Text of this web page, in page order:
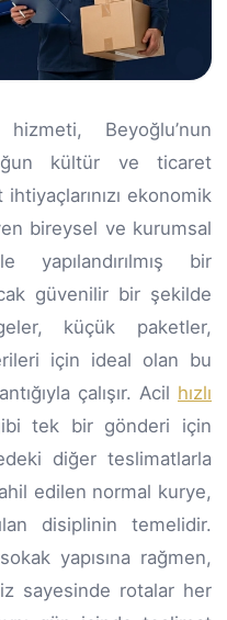
hizmeti, Beyoğlu’nun
kültür ve ticaret
ekonomik
bireysel ve kurumsal
yapılandırılmış bir
güvenilir bir şekilde
küçük paketler,
için ideal olan bu
çalışır. Acil hızlı
tek bir gönderi için
diğer teslimatlarla
edilen normal kurye,
disiplinin temelidir.
yapısına rağmen,
sayesinde rotalar her